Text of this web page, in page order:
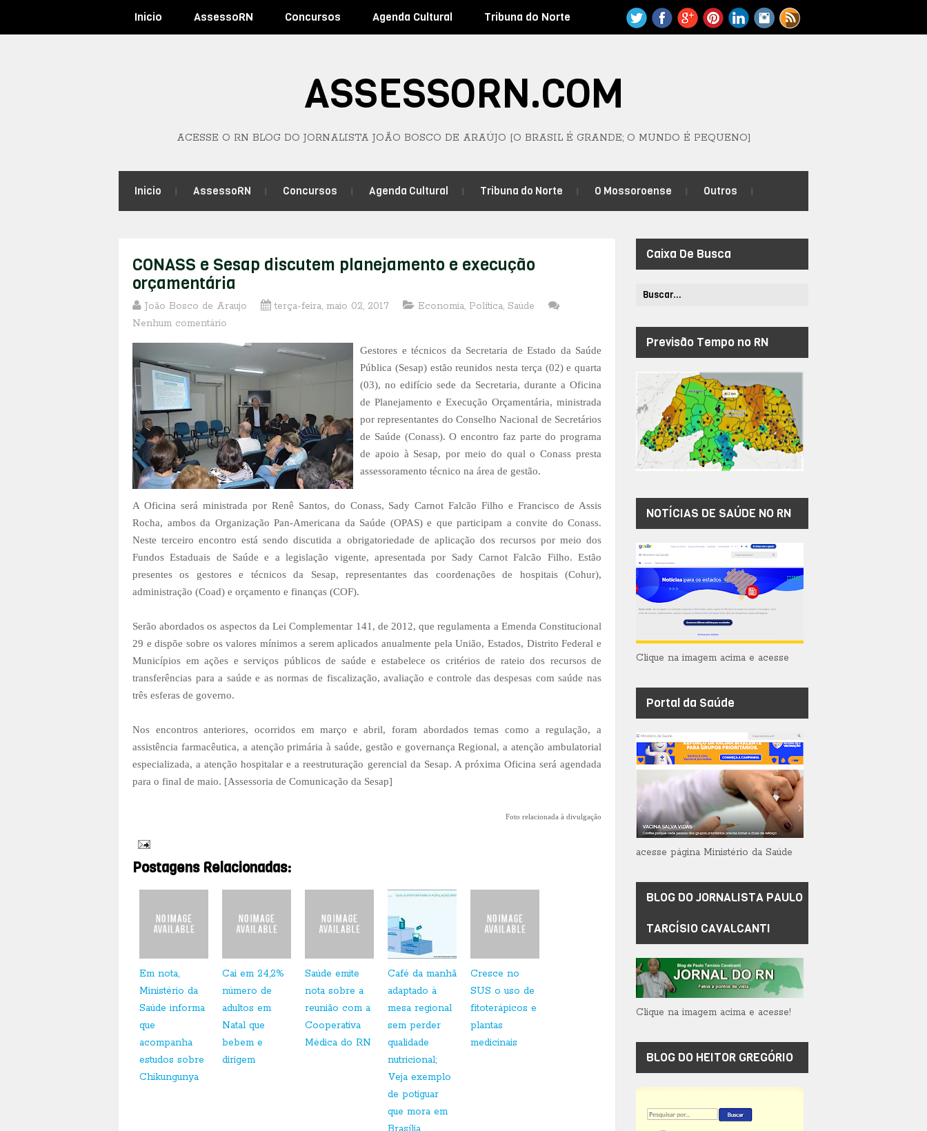
Inicio AssessoRN Concursos Agenda Cultural Tribuna do Norte
ASSESSORN.COM
ACESSE O RN BLOG DO JORNALISTA JOÃO BOSCO DE ARAÚJO [O BRASIL É GRANDE; O MUNDO É PEQUENO]
Inicio AssessoRN Concursos Agenda Cultural Tribuna do Norte O Mossoroense Outros
CONASS e Sesap discutem planejamento e execução
orçamentária
João Bosco de Araujo terça-feira, maio 02, 2017 Economia, Política, Saúde
Nenhum comentário
Gestores e técnicos da Secretaria de Estado da Saúde
Pública (Sesap) estão reunidos nesta terça (02) e quarta
(03), no edifício sede da Secretaria, durante a Oficina
de Planejamento e Execução Orçamentária, ministrada
por representantes do Conselho Nacional de Secretários
de Saúde (Conass). O encontro faz parte do programa
de apoio à Sesap, por meio do qual o Conass presta
assessoramento técnico na área de gestão.
A Oficina será ministrada por Renê Santos, do Conass, Sady Carnot Falcão Filho e Francisco de Assis
Rocha, ambos da Organização Pan-Americana da Saúde (OPAS) e que participam a convite do Conass.
Neste terceiro encontro está sendo discutida a obrigatoriedade de aplicação dos recursos por meio dos
Fundos Estaduais de Saúde e a legislação vigente, apresentada por Sady Carnot Falcão Filho. Estão
presentes os gestores e técnicos da Sesap, representantes das coordenações de hospitais (Cohur),
administração (Coad) e orçamento e finanças (COF).
Serão abordados os aspectos da Lei Complementar 141, de 2012, que regulamenta a Emenda Constitucional
29 e dispõe sobre os valores mínimos a serem aplicados anualmente pela União, Estados, Distrito Federal e
Municípios em ações e serviços públicos de saúde e estabelece os critérios de rateio dos recursos de
transferências para a saúde e as normas de fiscalização, avaliação e controle das despesas com saúde nas
três esferas de governo.
Nos encontros anteriores, ocorridos em março e abril, foram abordados temas como a regulação, a
assistência farmacêutica, a atenção primária à saúde, gestão e governança Regional, a atenção ambulatorial
especializada, a atenção hospitalar e a reestruturação gerencial da Sesap. A próxima Oficina será agendada
para o final de maio. [Assessoria de Comunicação da Sesap]
Foto relacionada à divulgação
Postagens Relacionadas:
Em nota,
Ministério da
Saúde informa
que
acompanha
estudos sobre
Chikungunya
Cai em 24,2%
número de
adultos em
Natal que
bebem e
dirigem
Saúde emite
nota sobre a
reunião com a
Cooperativa
Médica do RN
Café da manhã
adaptado à
mesa regional
sem perder
qualidade
nutricional;
Veja exemplo
de potiguar
que mora em
Cresce no
SUS o uso de
fitoterápicos e
plantas
medicinais
Caixa De Busca
Previsão Tempo no RN
NOTÍCIAS DE SAÚDE NO RN
Clique na imagem acima e acesse
Portal da Saúde
acesse página Ministério da Saúde
BLOG DO JORNALISTA PAULO
TARCÍSIO CAVALCANTI
Clique na imagem acima e acesse!
BLOG DO HEITOR GREGÓRIO